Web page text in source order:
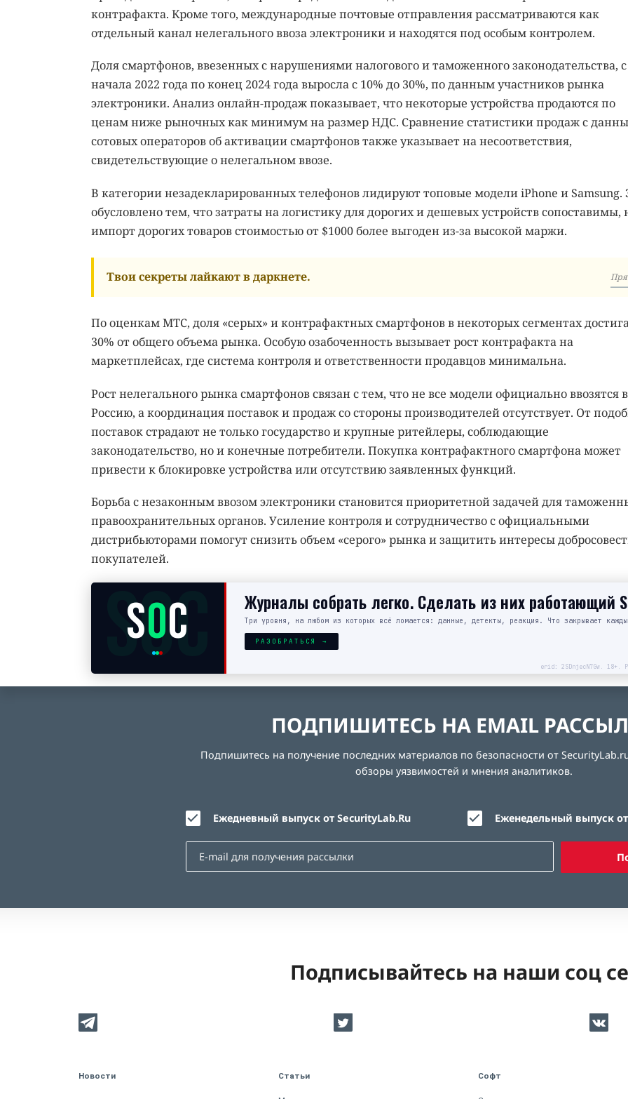
контрафакта. Кроме того, международные почтовые отправления рассматриваются как
отдельный канал нелегального ввоза электроники и находятся под особым контролем.
Доля смартфонов, ввезенных с нарушениями налогового и таможенного законодательства, с
начала 2022 года по конец 2024 года выросла с 10% до 30%, по данным участников рынка
электроники. Анализ онлайн-продаж показывает, что некоторые устройства продаются по
ценам ниже рыночных как минимум на размер НДС. Сравнение статистики продаж с
сотовых операторов об активации смартфонов также указывает на несоответствия,
свидетельствующие о нелегальном ввозе.
В категории незадекларированных телефонов лидируют топовые модели iPhone и Samsung.
обусловлено тем, что затраты на логистику для дорогих и дешевых устройств сопоставимы,
импорт дорогих товаров стоимостью от $1000 более выгоден из-за высокой маржи.
Твои секреты лайкают в даркнете.
По оценкам МТС, доля «серых» и контрафактных смартфонов в некоторых сегментах
30% от общего объема рынка. Особую озабоченность вызывает рост контрафакта на
маркетплейсах, где система контроля и ответственности продавцов минимальна.
Рост нелегального рынка смартфонов связан с тем, что не все модели официально ввозятся в
Россию, а координация поставок и продаж со стороны производителей отсутствует. От
поставок страдают не только государство и крупные ритейлеры, соблюдающие
законодательство, но и конечные потребители. Покупка контрафактного смартфона может
привести к блокировке устройства или отсутствию заявленных функций.
Борьба с незаконным ввозом электроники становится приоритетной задачей для
правоохранительных органов. Усиление контроля и сотрудничество с официальными
дистрибьюторами помогут снизить объем «серого» рынка и защитить интересы
покупателей.
SOC
SOC Журналы собрать легко. Сделать из них работающий
Три уровня, на любом из которых всё ломается: данные, детекты, реакция. Что закрывает
РАЗОБРАТЬСЯ →
erid: 2SDnjecN7Gw. 18+.
ПОДПИШИТЕСЬ НА EMAIL
Подпишитесь на получение последних материалов по безопасности от
обзоры уязвимостей и мнения аналитиков.
Ежедневный выпуск от SecurityLab.Ru Еженедельный выпуск
Подписывайтесь на наши соц
Новости Статьи Софт